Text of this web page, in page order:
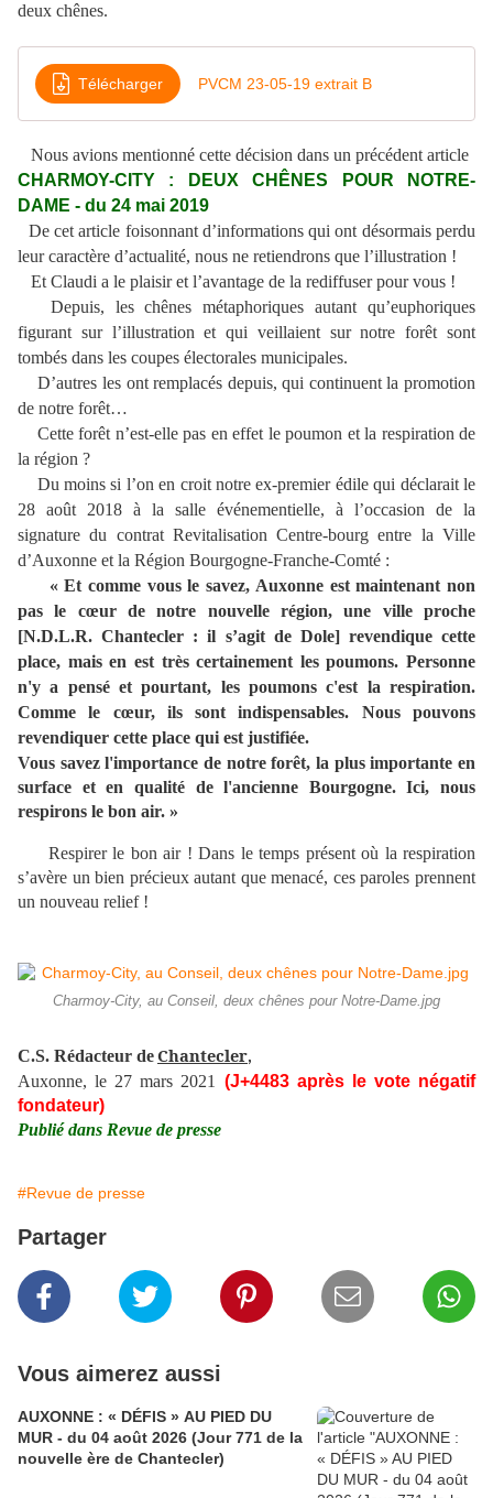
deux chênes.
Télécharger PVCM 23-05-19 extrait B
Nous avions mentionné cette décision dans un précédent article
CHARMOY-CITY : DEUX CHÊNES POUR NOTRE-
DAME - du 24 mai 2019
De cet article foisonnant d’informations qui ont désormais perdu
leur caractère d’actualité, nous ne retiendrons que l’illustration !
Et Claudi a le plaisir et l’avantage de la rediffuser pour vous !
Depuis, les chênes métaphoriques autant qu’euphoriques
figurant sur l’illustration et qui veillaient sur notre forêt sont
tombés dans les coupes électorales municipales.
D’autres les ont remplacés depuis, qui continuent la promotion
de notre forêt…
Cette forêt n’est-elle pas en effet le poumon et la respiration de
la région ?
Du moins si l’on en croit notre ex-premier édile qui déclarait le
28 août 2018 à la salle événementielle, à l’occasion de la
signature du contrat Revitalisation Centre-bourg entre la Ville
d’Auxonne et la Région Bourgogne-Franche-Comté :
« Et comme vous le savez, Auxonne est maintenant non
pas le cœur de notre nouvelle région, une ville proche
[N.D.L.R. Chantecler : il s’agit de Dole] revendique cette
place, mais en est très certainement les poumons. Personne
n'y a pensé et pourtant, les poumons c'est la respiration.
Comme le cœur, ils sont indispensables. Nous pouvons
revendiquer cette place qui est justifiée.
Vous savez l'importance de notre forêt, la plus importante en
surface et en qualité de l'ancienne Bourgogne. Ici, nous
respirons le bon air. »
Respirer le bon air ! Dans le temps présent où la respiration
s’avère un bien précieux autant que menacé, ces paroles prennent
un nouveau relief !
Charmoy-City, au Conseil, deux chênes pour Notre-Dame.jpg
C.S. Rédacteur deChantecler,
Auxonne, le 27 mars 2021 (J+4483 après le vote négatif
fondateur)
Publié dans Revue de presse
#Revue de presse
Partager
Vous aimerez aussi
AUXONNE : « DÉFIS » AU PIED DU
MUR - du 04 août 2026 (Jour 771 de la
nouvelle ère de Chantecler)